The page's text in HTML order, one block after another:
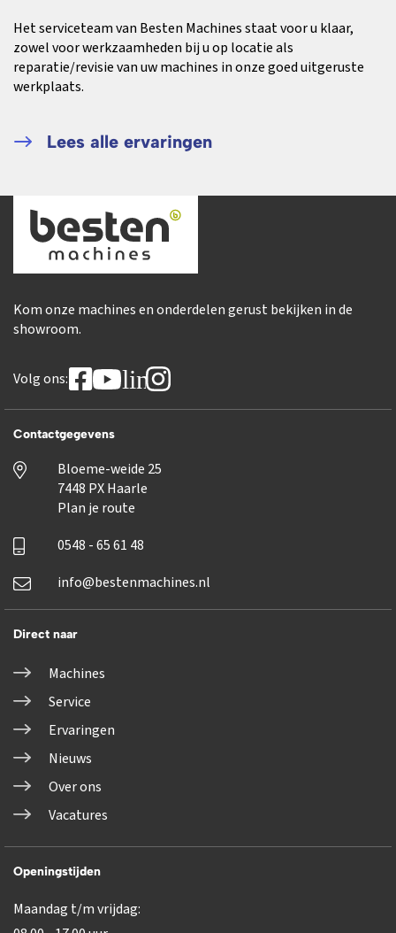
Het serviceteam van Besten Machines staat voor u klaar,
zowel voor werkzaamheden bij u op locatie als
reparatie/revisie van uw machines in onze goed uitgeruste
werkplaats.
Lees alle ervaringen
Kom onze machines en onderdelen gerust bekijken in de
showroom.
Volg ons: linkedin
Contactgegevens
Bloeme-weide 25
7448 PX Haarle
Plan je route
0548 - 65 61 48
info@bestenmachines.nl
Direct naar
Machines
Service
Ervaringen
Nieuws
Over ons
Vacatures
Openingstijden
Maandag t/m vrijdag: